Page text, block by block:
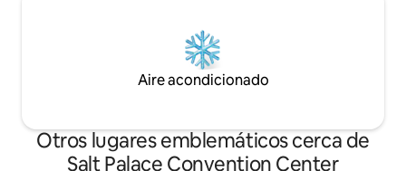
Aire acondicionado
Otros lugares emblemáticos cerca de
Salt Palace Convention Center